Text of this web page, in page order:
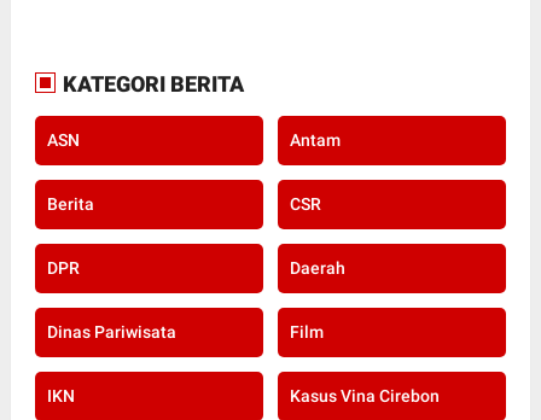
KATEGORI BERITA
ASN Antam
Berita CSR
DPR Daerah
Dinas Pariwisata Film
IKN Kasus Vina Cirebon